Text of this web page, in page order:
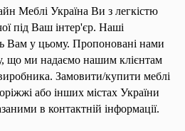
Меблі Україна Ви з легкістю
під Ваш інтер'єр. Наші
Вам у цьому. Пропоновані нами
що ми надаємо нашим клієнтам
Замовити/купити меблі
або інших містах України
в контактній інформації.